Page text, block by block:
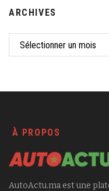
ARCHIVES
À PROPOS
AutoActu.ma est une